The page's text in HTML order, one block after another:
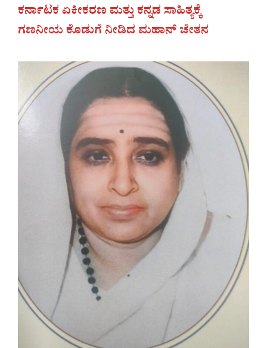
ಕರ್ನಾಟಕ ಏಕೀಕರಣ ಮತ್ತು ಕನ್ನಡ ಸಾಹಿತ್ಯಕ್ಕೆ
ಗಣನೀಯ ಕೊಡುಗೆ ನೀಡಿದ ಮಹಾನ್‌ ಚೇತನ